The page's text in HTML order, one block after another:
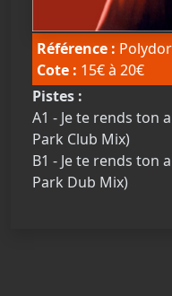
Référence :
Cote : 15€ à 20€
Pistes :
A1 - Je te rends ton
Park Club Mix)
B1 - Je te rends ton
Park Dub Mix)